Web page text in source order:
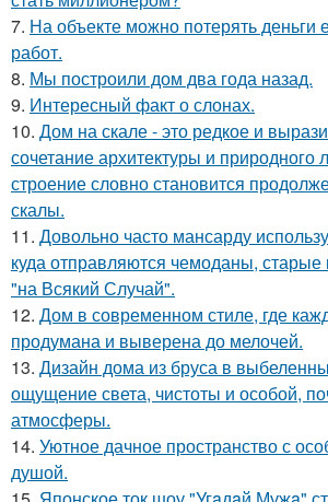
7. На объекте можно потерять деньги
работ.
8. Мы построили дом два года назад.
9. Интересный факт о слонах.
10. Дом на скале - это редкое и
сочетание архитектуры и природного
строение словно становится
скалы.
11. Довольно часто мансарду
куда отправляются чемоданы,
"на Всякий Случай".
12. Дом в современном стиле, где
продумана и выверена до мелочей.
13. Дизайн дома из бруса в
ощущение света, чистоты и особой,
атмосферы.
14. Уютное дачное пространство с
душой.